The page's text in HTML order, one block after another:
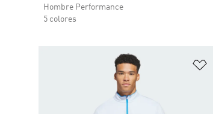
Hombre Performance
5 colores